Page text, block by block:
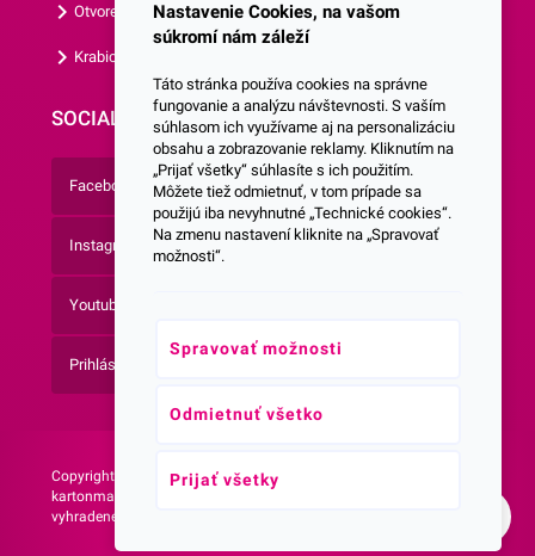
Otvorená krabica
Krabice s vlastným logom
SOCIALNE SIETE
Facebook
Instagram
Youtube
Prihlásenie do Newsletteru
Copyright © 2026 -
kartonmax.sk Všetky práva
vyhradené
Nastavenie Cookies, na vašom
súkromí nám záleží
Táto stránka používa cookies na správne
fungovanie a analýzu návštevnosti. S vaším
súhlasom ich využívame aj na personalizáciu
obsahu a zobrazovanie reklamy. Kliknutím na
„Prijať všetky“ súhlasíte s ich použitím.
Môžete tiež odmietnuť, v tom prípade sa
použijú iba nevyhnutné „Technické cookies“.
Na zmenu nastavení kliknite na „Spravovať
možnosti“.
Spravovať možnosti
Odmietnuť všetko
Prijať všetky